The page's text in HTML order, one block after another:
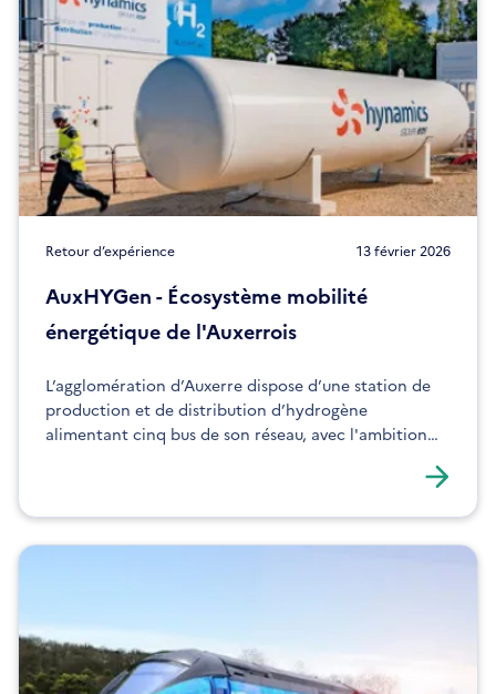
Retour d’expérience 13 février 2026
AuxHYGen - Écosystème mobilité
énergétique de l'Auxerrois
L’agglomération d’Auxerre dispose d’une station de
production et de distribution d’hydrogène
alimentant cinq bus de son réseau, avec l'ambition